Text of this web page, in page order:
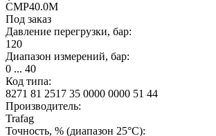
CMP40.0M
Под заказ
Давление перегрузки, бар:
120
Диапазон измерений, бар:
0 ... 40
Код типа:
8271 81 2517 35 0000 0000 51 44
Производитель:
Trafag
Точность, % (диапазон 25°C):